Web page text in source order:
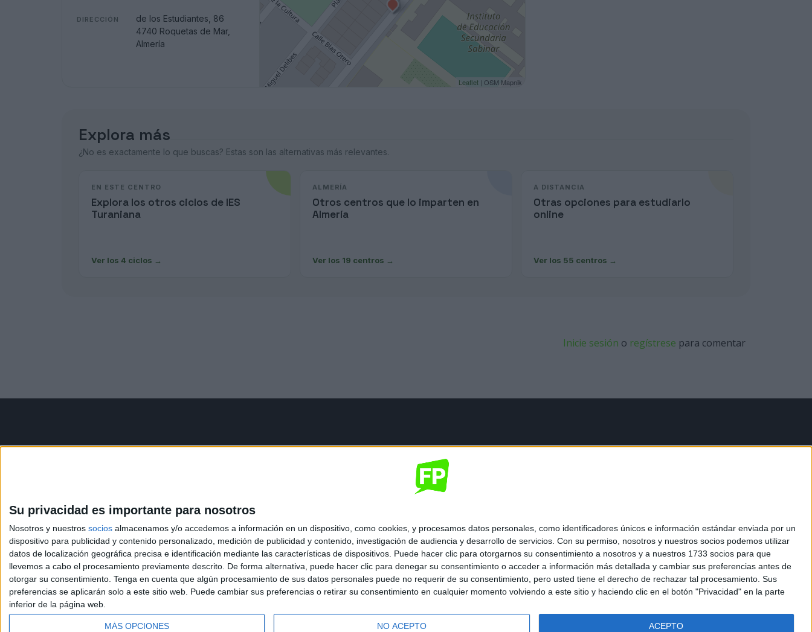
Su privacidad es importante para nosotros
Nosotros y nuestros socios almacenamos y/o accedemos a información en un dispositivo, como cookies, y procesamos datos personales, como identificadores únicos e información estándar enviada por un
dispositivo para publicidad y contenido personalizado, medición de publicidad y contenido, investigación de audiencia y desarrollo de servicios. Con su permiso, nosotros y nuestros socios podemos utilizar
datos de localización geográfica precisa e identificación mediante las características de dispositivos. Puede hacer clic para otorgarnos su consentimiento a nosotros y a nuestros 1733 socios para que
llevemos a cabo el procesamiento previamente descrito. De forma alternativa, puede hacer clic para denegar su consentimiento o acceder a información más detallada y cambiar sus preferencias antes de
otorgar su consentimiento. Tenga en cuenta que algún procesamiento de sus datos personales puede no requerir de su consentimiento, pero usted tiene el derecho de rechazar tal procesamiento. Sus
preferencias se aplicarán solo a este sitio web. Puede cambiar sus preferencias o retirar su consentimiento en cualquier momento volviendo a este sitio y haciendo clic en el botón "Privacidad" en la parte
inferior de la página web.
MÁS OPCIONES NO ACEPTO ACEPTO
DIRECCIÓN
de los Estudiantes, 86
4740 Roquetas de Mar,
Almería
Leaflet| OSM Mapnik
Explora más
¿No es exactamente lo que buscas? Estas son las alternativas más relevantes.
EN ESTE CENTRO
Explora los otros ciclos de IES
Turaniana
Ver los 4 ciclos →
ALMERÍA
Otros centros que lo imparten en
Almería
Ver los 19 centros →
A DISTANCIA
Otras opciones para estudiarlo
online
Ver los 55 centros →
Inicie sesión o regístrese para comentar
Contáctanos
Phone:+34 91 593 2767
Email: info@forofp.es
Información legal
© Compás Mediterráneo SL. Todos los derechos reservados.